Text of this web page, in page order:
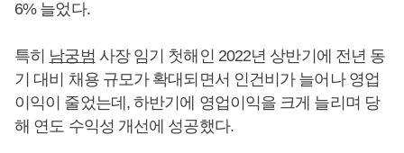
6% 늘었다.
특히 남궁범 사장 임기 첫해인 2022년 상반기에 전년 동
기 대비 채용 규모가 확대되면서 인건비가 늘어나 영업
이익이 줄었는데, 하반기에 영업이익을 크게 늘리며 당
해 연도 수익성 개선에 성공했다.